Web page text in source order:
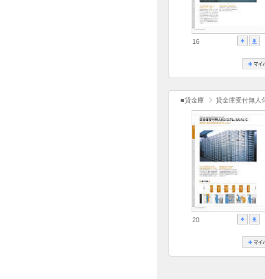
16
■貸金庫 貸金庫受付無
20